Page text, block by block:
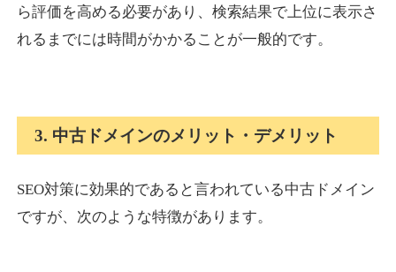
onlinepokerbetdansk.com
DA37 外部リンク数629 ドメイン年齢1年
10,800円 入札 0件
ら評価を高める必要があり、検索結果で上位に表示さ
れるまでには時間がかかることが一般的です。
3. 中古ドメインのメリット・デメリット
SEO対策に効果的であると言われている中古ドメイン
ですが、次のような特徴があります。